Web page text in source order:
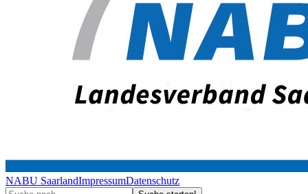
NABU SaarlandImpressumDatenschutz